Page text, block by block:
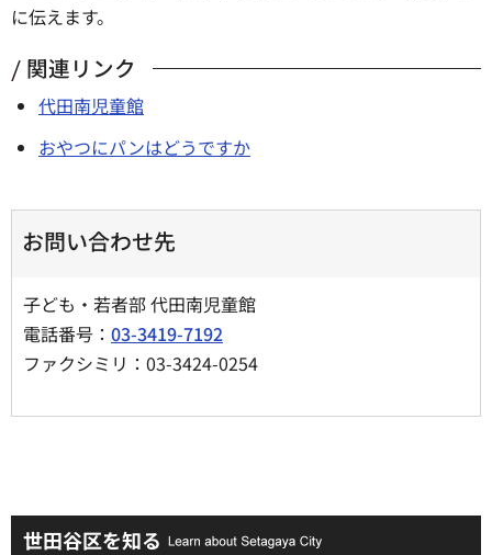
に伝えます。
関連リンク
代田南児童館
おやつにパンはどうですか
お問い合わせ先
子ども・若者部 代田南児童館
電話番号： 03-3419-7192
ファクシミリ：03-3424-0254
世田谷区を知る